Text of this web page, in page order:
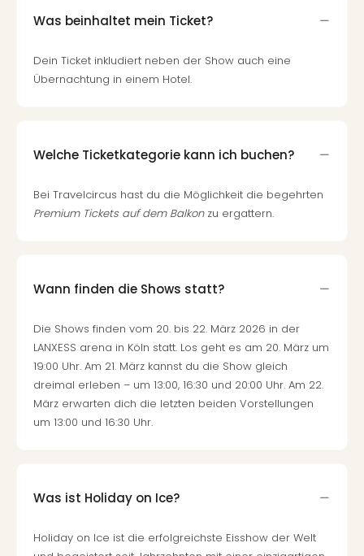
Was beinhaltet mein Ticket?
Dein Ticket inkludiert neben der Show auch eine
Übernachtung in einem Hotel.
Welche Ticketkategorie kann ich buchen?
Bei Travelcircus hast du die Möglichkeit die begehrten
Premium Tickets auf dem Balkonzu ergattern.
Wann finden die Shows statt?
Die Shows finden vom 20. bis 22. März 2026 in der
LANXESS arena in Köln statt. Los geht es am 20. März um
19:00 Uhr. Am 21. März kannst du die Show gleich
dreimal erleben – um 13:00, 16:30 und 20:00 Uhr. Am 22.
März erwarten dich die letzten beiden Vorstellungen
um 13:00 und 16:30 Uhr.
Was ist Holiday on Ice?
Holiday on Ice ist die erfolgreichste Eisshow der Welt